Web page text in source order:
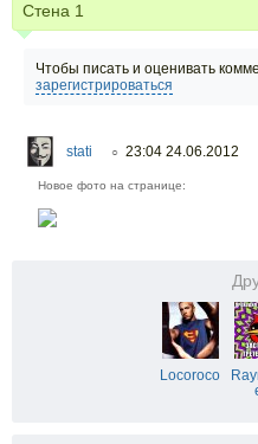
Стена 1
Чтобы писать и оценивать
зарегистрироваться
stati ○ 23:04 24.06.2012
Новое фото на странице:
Locoroco